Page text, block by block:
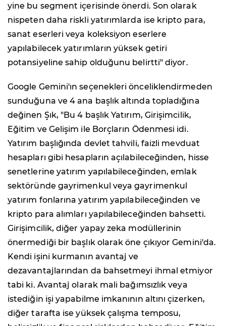
yine bu segment içerisinde önerdi. Son olarak
nispeten daha riskli yatırımlarda ise kripto para,
sanat eserleri veya koleksiyon eserlere
yapılabilecek yatırımların yüksek getiri
potansiyeline sahip olduğunu belirtti" diyor.
Google Gemini'ın seçenekleri önceliklendirmeden
sunduğuna ve 4 ana başlık altında topladığına
değinen Şık, "Bu 4 başlık Yatırım, Girişimcilik,
Eğitim ve Gelişim ile Borçların Ödenmesi idi.
Yatırım başlığında devlet tahvili, faizli mevduat
hesapları gibi hesapların açılabileceğinden, hisse
senetlerine yatırım yapılabileceğinden, emlak
sektöründe gayrimenkul veya gayrimenkul
yatırım fonlarına yatırım yapılabileceğinden ve
kripto para alımları yapılabileceğinden bahsetti.
Girişimcilik, diğer yapay zeka modüllerinin
önermediği bir başlık olarak öne çıkıyor Gemini'da.
Kendi işini kurmanın avantaj ve
dezavantajlarından da bahsetmeyi ihmal etmiyor
tabi ki. Avantaj olarak mali bağımsızlık veya
istediğin işi yapabilme imkanının altını çizerken,
diğer tarafta ise yüksek çalışma temposu,